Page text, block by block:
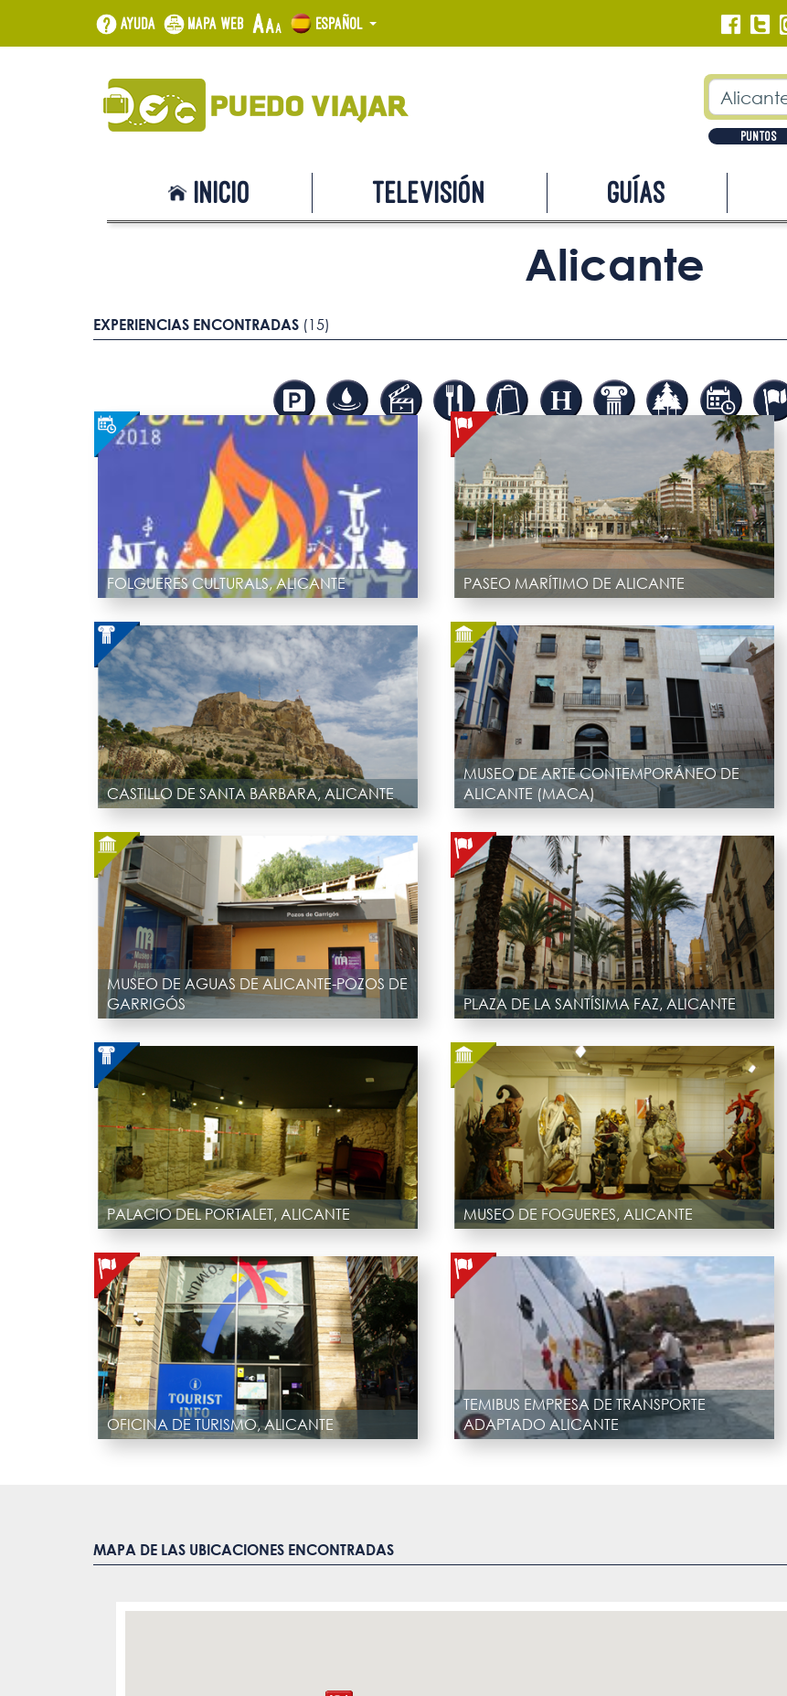
Ayuda Mapa web Español
Puntos
Inicio Televisión Guías
Alicante
EXPERIENCIAS ENCONTRADAS (15)
FOLGUERES CULTURALS, ALICANTE PASEO MARÍTIMO DE ALICANTE
CASTILLO DE SANTA BARBARA, ALICANTE
MUSEO DE ARTE CONTEMPORÁNEO DE
ALICANTE (MACA)
MUSEO DE AGUAS DE ALICANTE-POZOS DE
GARRIGÓS
PLAZA DE LA SANTÍSIMA FAZ, ALICANTE
PALACIO DEL PORTALET, ALICANTE MUSEO DE FOGUERES, ALICANTE
OFICINA DE TURISMO, ALICANTE
TEMIBUS EMPRESA DE TRANSPORTE
ADAPTADO ALICANTE
MAPA DE LAS UBICACIONES ENCONTRADAS